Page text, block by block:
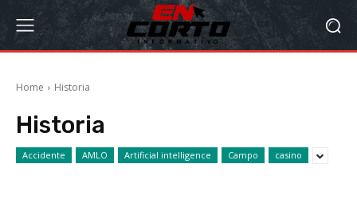
Home Historia
Historia
Accidente AMLO Artificial intelligence Campo casino